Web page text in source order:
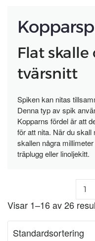
Flat
tvärsnitt
Spiken kan nitas
Denna typ av spik
Kopparns fördel är att
för att nita. När du
skallen några
träplugg eller linoljekitt.
1
Visar 1–16 av 26